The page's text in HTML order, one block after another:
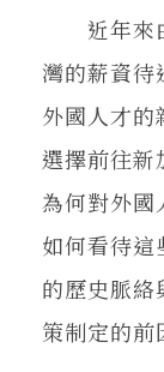
書評書介
東華風景
近年來由
灣的薪資待
外國人才的
選擇前往新
為何對外國
如何看待這
的歷史脈
策制定的前